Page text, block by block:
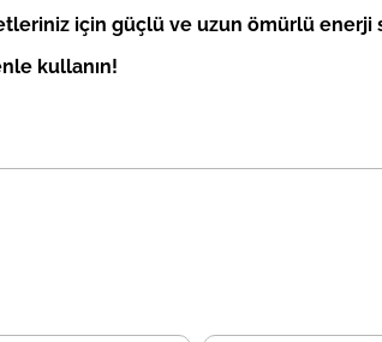
için güçlü ve uzun ömürlü enerji
kullanın!